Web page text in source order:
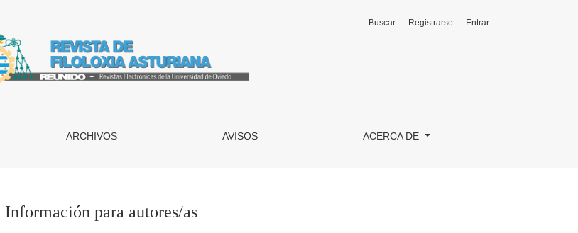
ARCHIVOS AVISOS ACERCA DE
Buscar Registrarse Entrar
Información para autores/as